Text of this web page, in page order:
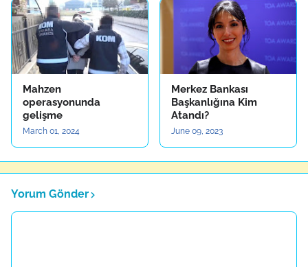
Mahzen
operasyonunda
gelişme
March 01, 2024
Merkez Bankası
Başkanlığına Kim
Atandı?
June 09, 2023
Yorum Gönder